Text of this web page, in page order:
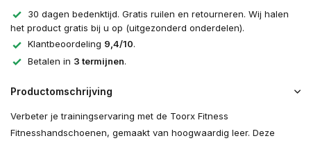
30 dagen bedenktijd. Gratis ruilen en retourneren. Wij halen
het product gratis bij u op (uitgezonderd onderdelen).
Klantbeoordeling 9,4/10.
Betalen in 3 termijnen.
Productomschrijving
Verbeter je trainingservaring met de Toorx Fitness
Fitnesshandschoenen, gemaakt van hoogwaardig leer. Deze